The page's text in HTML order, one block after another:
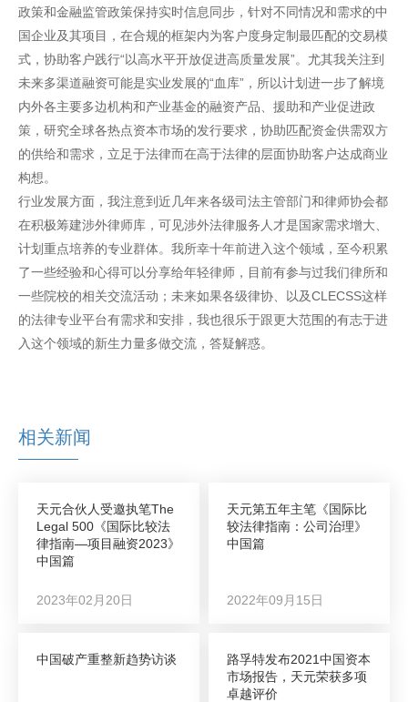
政策和金融监管政策保持实时信息同步，针对不同情况和需求的中
国企业及其项目，在合规的框架内为客户度身定制最匹配的交易模
式，协助客户践行“以高水平开放促进高质量发展”。尤其我关注到
未来多渠道融资可能是实业发展的“血库”，所以计划进一步了解境
内外各主要多边机构和产业基金的融资产品、援助和产业促进政
策，研究全球各热点资本市场的发行要求，协助匹配资金供需双方
的供给和需求，立足于法律而在高于法律的层面协助客户达成商业
构想。
行业发展方面，我注意到近几年来各级司法主管部门和律师协会都
在积极筹建涉外律师库，可见涉外法律服务人才是国家需求增大、
计划重点培养的专业群体。我所幸十年前进入这个领域，至今积累
了一些经验和心得可以分享给年轻律师，目前有参与过我们律所和
一些院校的相关交流活动；未来如果各级律协、以及CLECSS这样
的法律专业平台有需求和安排，我也很乐于跟更大范围的有志于进
入这个领域的新生力量多做交流，答疑解惑。
相关新闻
天元合伙人受邀执笔The
Legal 500《国际比较法
律指南—项目融资2023》
中国篇
2023年02月20日
天元第五年主笔《国际比
较法律指南：公司治理》
中国篇
2022年09月15日
中国破产重整新趋势访谈
路孚特发布2021中国资本
市场报告，天元荣获多项
卓越评价